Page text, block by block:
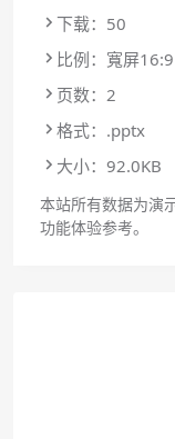
下载：50
比例：寬屏16:9
页数：2
格式：.pptx
大小：92.0KB
本站所有数据为演
功能体验参考。